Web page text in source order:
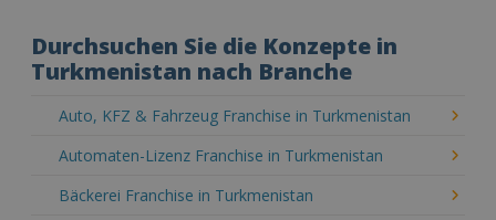
Durchsuchen Sie die Konzepte in
Turkmenistan nach Branche
Auto, KFZ & Fahrzeug Franchise in Turkmenistan
Automaten-Lizenz Franchise in Turkmenistan
Bäckerei Franchise in Turkmenistan